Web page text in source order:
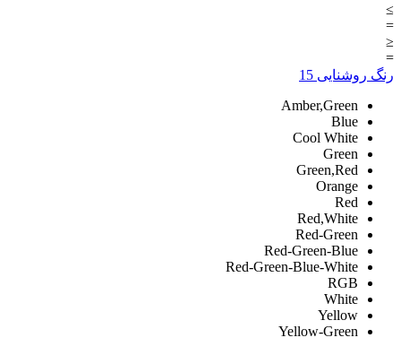
≥
=
≤
=
رنگ روشنایی 15
Amber,Green
Blue
Cool White
Green
Green,Red
Orange
Red
Red,White
Red-Green
Red-Green-Blue
Red-Green-Blue-White
RGB
White
Yellow
Yellow-Green